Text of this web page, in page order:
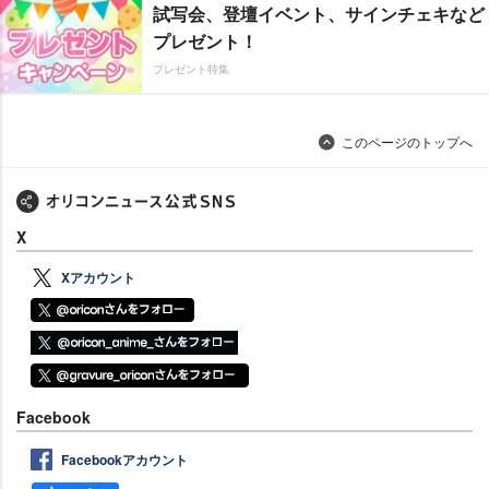
試写会、登壇イベント、サインチェキなど
プレゼント！
プレゼント特集
このページのトップへ
X
Xアカウント
Facebook
Facebookアカウント